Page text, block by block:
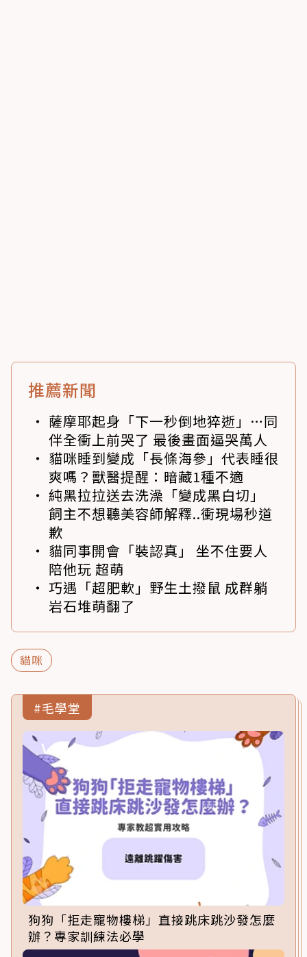
推薦新聞
薩摩耶起身「下一秒倒地猝逝」…同
伴全衝上前哭了 最後畫面逼哭萬人
貓咪睡到變成「長條海參」代表睡很
爽嗎？獸醫提醒：暗藏1種不適
純黑拉拉送去洗澡「變成黑白切」
飼主不想聽美容師解釋..衝現場秒道
歉
貓同事開會「裝認真」 坐不住要人
陪他玩 超萌
巧遇「超肥軟」野生土撥鼠 成群躺
岩石堆萌翻了
貓咪
#毛學堂
狗狗「拒走寵物樓梯」直接跳床跳沙發怎麼
辦？專家訓練法必學